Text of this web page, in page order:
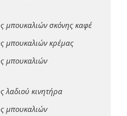
σκόνης καφέ
κρέμας
μπουκαλιών
κινητήρα
μπουκαλιών